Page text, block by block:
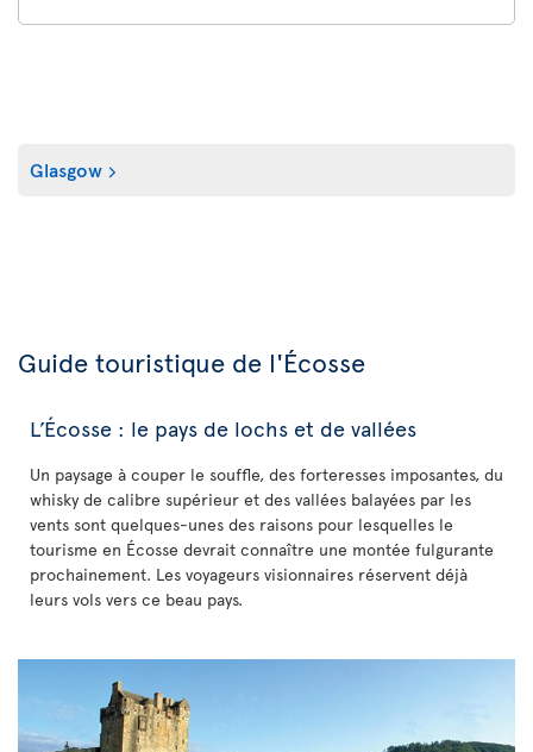
Glasgow
Guide touristique de l'Écosse
L’Écosse : le pays de lochs et de vallées
Un paysage à couper le souffle, des forteresses imposantes, du
whisky de calibre supérieur et des vallées balayées par les
vents sont quelques-unes des raisons pour lesquelles le
tourisme en Écosse devrait connaître une montée fulgurante
prochainement. Les voyageurs visionnaires réservent déjà
leurs vols vers ce beau pays.